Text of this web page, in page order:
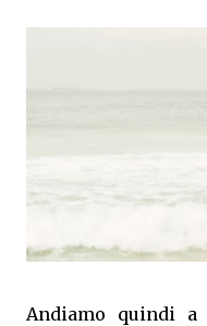
Andiamo quindi